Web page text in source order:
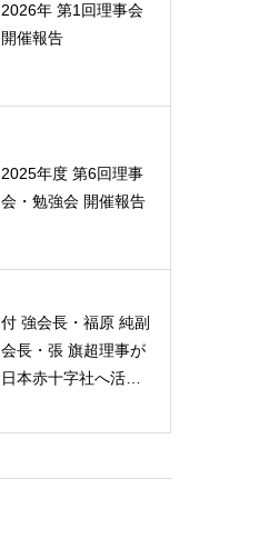
2026年 第1回理事会
開催報告
2025年度 第6回理事
会・勉強会 開催報告
付 強会長・福原 純副
会長・張 旗超理事が
日本赤十字社へ活動